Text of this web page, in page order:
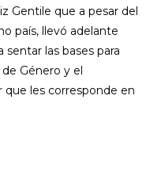
Gentile que a pesar del
país, llevó adelante
las bases para
Género y el
les corresponde en